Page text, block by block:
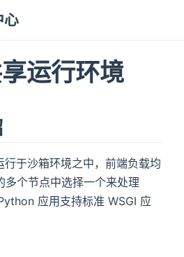
心
运行环境
于沙箱环境之中，前端负载均
多个节点中选择一个来处理
应用支持标准 WSGI 应